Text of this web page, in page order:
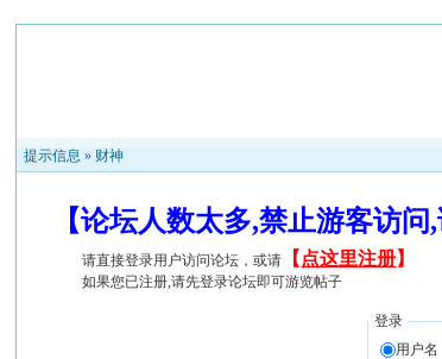
提示信息 » 财神
【论坛人数太多,禁止游客访
请直接登录用户访问论坛，或请 【 点这里注册】
如果您已注册,请先登录论坛即可游览帖子
登录
用户名